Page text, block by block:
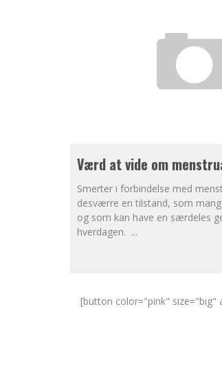
Værd at vide om
Smerter i forbindelse med
desværre en tilstand, som
og som kan have en særdeles
hverdagen. ...
[button color="pink"